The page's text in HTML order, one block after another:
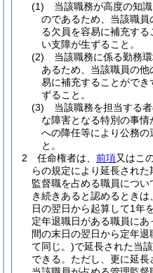
(1)
当該職務が高度の知
のであるため、当該職
る欠員を容易に補充す
い支障が生ずること。
(2)
当該職務に係る勤務
あるため、当該職員の
易に補充することがで
ずること。
(3)
当該職務を担当する
な障害となる特別の事
への降任等により公務の
と。
2
任命権者は、 前項又はこ
らの規定により延長された
監督職を占める職員につい
き続きあると認めるとき
日の翌日から起算して1年
定年退職日がある職員に
間の末日の翌日から定年退
て同じ。)で延長された当
できる。 ただし、更に延長